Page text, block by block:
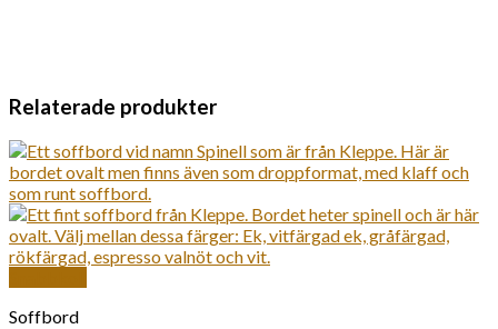
Relaterade produkter
Soffbord